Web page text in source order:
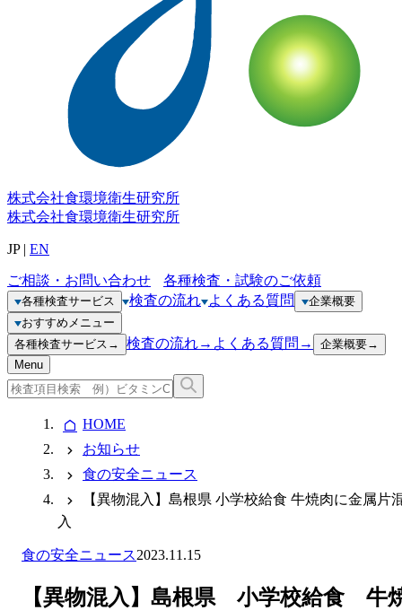
株式会社食環境衛生研究所
株式会社食環境衛生研究所
JP| EN
ご相談・お問い合わせ 各種検査・試験のご依頼
各種検査サービス 検査の流れ よくある質問
企業概要
おすすめメニュー
各種検査サービス → 検査の流れ→ よくある質問 → 企業概要→
Menu
HOME
お知らせ
食の安全ニュース
【異物混入】島根県 小学校給食 牛焼肉に金属片
入
食の安全ニュース2023.11.15
【異物混入】島根県 小学校給食 牛